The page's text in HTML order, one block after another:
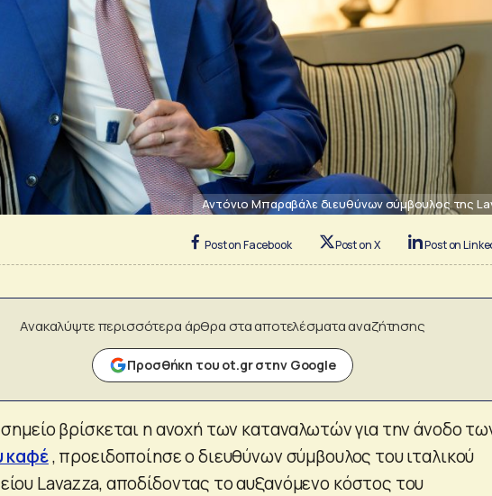
Αντόνιο Μπαραβάλε διευθύνων σύμβουλος της
Post on Facebook Post on X Post on
Ανακαλύψτε περισσότερα άρθρα στα αποτελέσματα αναζήτησης
Προσθήκη του ot.gr στην Google
βρίσκεται η ανοχή των καταναλωτών για την άνοδο
καφέ, προειδοποίησε ο διευθύνων σύμβουλος του ιταλικού
Lavazza, αποδίδοντας το αυξανόμενο κόστος του